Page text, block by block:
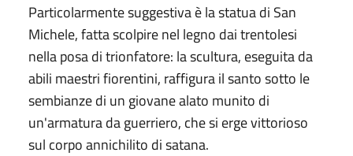
Particolarmente suggestiva è la statua di San
Michele, fatta scolpire nel legno dai trentolesi
nella posa di trionfatore: la scultura, eseguita da
abili maestri fiorentini, raffigura il santo sotto le
sembianze di un giovane alato munito di
un'armatura da guerriero, che si erge vittorioso
sul corpo annichilito di satana.